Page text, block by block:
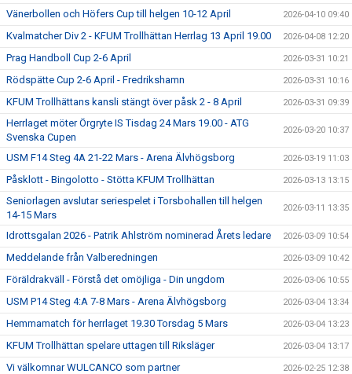
Vänerbollen och Höfers Cup till helgen 10-12 April 2026-04-10 09:40
Kvalmatcher Div 2 - KFUM Trollhättan Herrlag 13 April 19.00 2026-04-08 12:20
Prag Handboll Cup 2-6 April 2026-03-31 10:21
Rödspätte Cup 2-6 April - Fredrikshamn 2026-03-31 10:16
KFUM Trollhättans kansli stängt över påsk 2 - 8 April 2026-03-31 09:39
Herrlaget möter Örgryte IS Tisdag 24 Mars 19.00 - ATG
Svenska Cupen
2026-03-20 10:37
USM F14 Steg 4A 21-22 Mars - Arena Älvhögsborg 2026-03-19 11:03
Påsklott - Bingolotto - Stötta KFUM Trollhättan 2026-03-13 13:15
Seniorlagen avslutar seriespelet i Torsbohallen till helgen
14-15 Mars
2026-03-11 13:35
Idrottsgalan 2026 - Patrik Ahlström nominerad Årets ledare 2026-03-09 10:54
Meddelande från Valberedningen 2026-03-09 10:42
Föräldrakväll - Förstå det omöjliga - Din ungdom 2026-03-06 10:55
USM P14 Steg 4:A 7-8 Mars - Arena Älvhögsborg 2026-03-04 13:34
Hemmamatch för herrlaget 19.30 Torsdag 5 Mars 2026-03-04 13:23
KFUM Trollhättan spelare uttagen till Riksläger 2026-03-04 13:17
Vi välkomnar WULCANCO som partner 2026-02-25 12:38